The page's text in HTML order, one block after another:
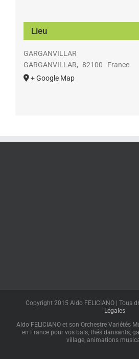
Lieu
GARGANVILLAR
GARGANVILLAR, 82100
France
+ Google Map
Copyright 2015 Aldo FELICIANO | Tous
Légales
Aldo FELICIANO et son Orchestre Variétés
en France pour vos bals, thés dansants,
village, animations